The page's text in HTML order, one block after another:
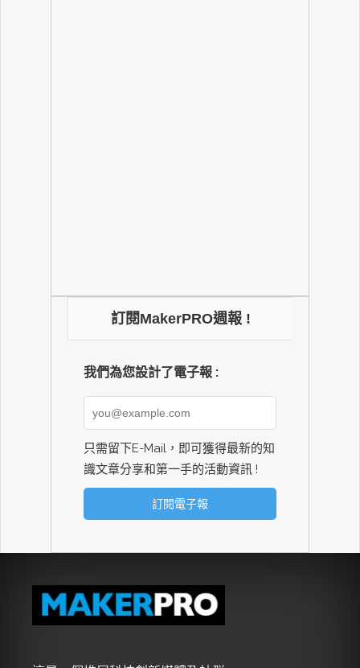
訂閱MakerPRO週報 !
我們為您設計了電子報 :
只需留下E-Mail，即可獲得最新的知
識文章分享和第一手的活動資訊 !